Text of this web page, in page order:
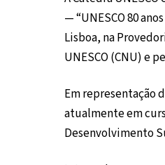
— “UNESCO 80
Lisboa, na
UNESCO (CNU) e
Em representação
atualmente em
Desenvolvimento